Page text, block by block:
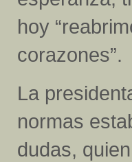
hoy
corazones”.
La
normas
dudas,